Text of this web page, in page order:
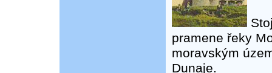
pramene řeky
moravským
Dunaje.